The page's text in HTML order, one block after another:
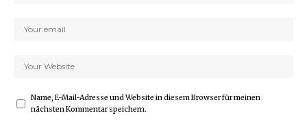
Name, E-Mail-Adresse und Website in diesem Browser für meinen
nächsten Kommentar speichern.